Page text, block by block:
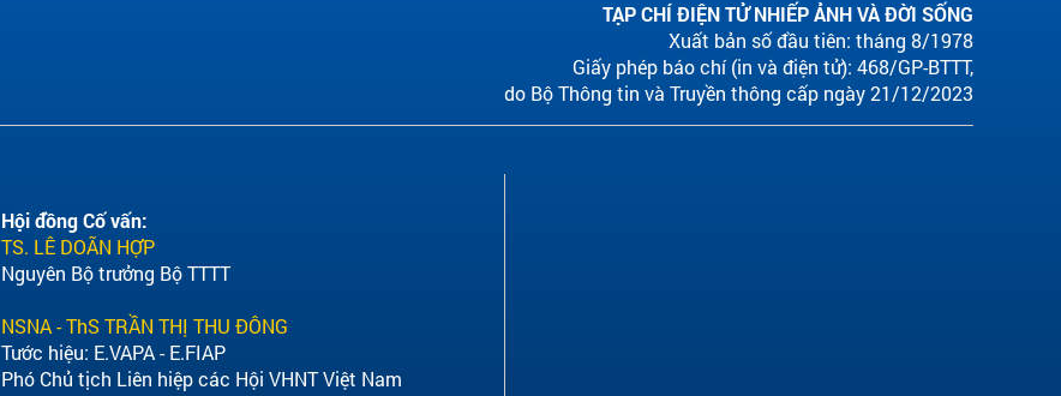
TẠP CHÍ ĐIỆN TỬ NHIẾP ẢNH VÀ ĐỜI SỐNG
Xuất bản số đầu tiên: tháng 8/1978
Giấy phép báo chí (in và điện tử): 468/GP-BTTT,
do Bộ Thông tin và Truyền thông cấp ngày 21/12/2023
Hội đồng Cố vấn:
TS. LÊ DOÃN HỢP
Nguyên Bộ trưởng Bộ TTTT
NSNA - ThS TRẦN THỊ THU ĐÔNG
Tước hiệu: E.VAPA - E.FIAP
Phó Chủ tịch Liên hiệp các Hội VHNT Việt Nam